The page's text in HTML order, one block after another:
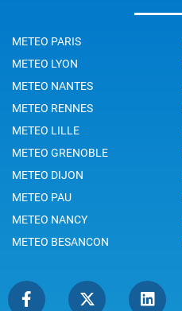
METEO PARIS
METEO LYON
METEO NANTES
METEO RENNES
METEO LILLE
METEO GRENOBLE
METEO DIJON
METEO PAU
METEO NANCY
METEO BESANCON